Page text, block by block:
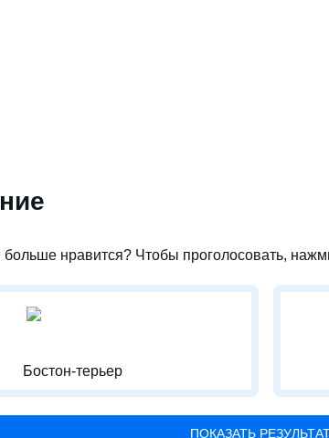
больше нравится? Чтобы проголосовать,
Бостон-терьер
ПОКАЗАТЬ